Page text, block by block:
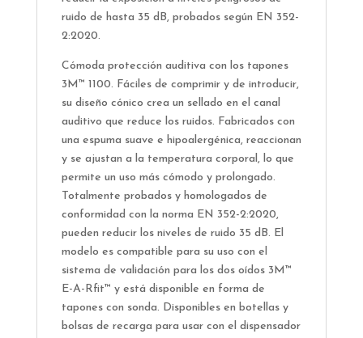
ruido de hasta 35 dB, probados según EN 352-
2:2020.
Cómoda protección auditiva con los tapones
3M™ 1100. Fáciles de comprimir y de introducir,
su diseño cónico crea un sellado en el canal
auditivo que reduce los ruidos. Fabricados con
una espuma suave e hipoalergénica, reaccionan
y se ajustan a la temperatura corporal, lo que
permite un uso más cómodo y prolongado.
Totalmente probados y homologados de
conformidad con la norma EN 352-2:2020,
pueden reducir los niveles de ruido 35 dB. El
modelo es compatible para su uso con el
sistema de validación para los dos oídos 3M™
E-A-Rfit™ y está disponible en forma de
tapones con sonda. Disponibles en botellas y
bolsas de recarga para usar con el dispensador